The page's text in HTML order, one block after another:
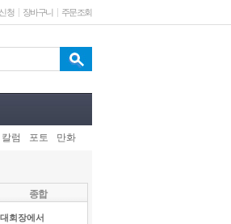
청 장바구니 주문조회
칼럼 포토 만화
종합
회장에서